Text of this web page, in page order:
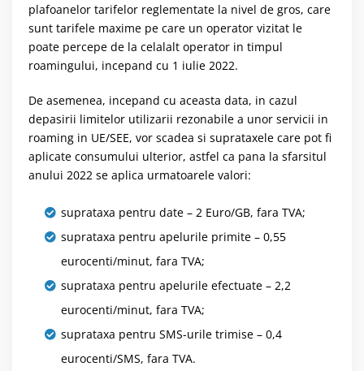
plafoanelor tarifelor reglementate la nivel de gros, care
sunt tarifele maxime pe care un operator vizitat le
poate percepe de la celalalt operator in timpul
roamingului, incepand cu 1 iulie 2022.
De asemenea, incepand cu aceasta data, in cazul
depasirii limitelor utilizarii rezonabile a unor servicii in
roaming in UE/SEE, vor scadea si suprataxele care pot fi
aplicate consumului ulterior, astfel ca pana la sfarsitul
anului 2022 se aplica urmatoarele valori:
suprataxa pentru date – 2 Euro/GB, fara TVA;
suprataxa pentru apelurile primite – 0,55
eurocenti/minut, fara TVA;
suprataxa pentru apelurile efectuate – 2,2
eurocenti/minut, fara TVA;
suprataxa pentru SMS-urile trimise – 0,4
eurocenti/SMS, fara TVA.